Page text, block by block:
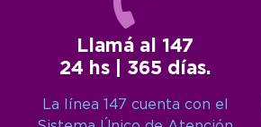
Llamá al 147
24 hs | 365 días.
La línea 147 cuenta con el